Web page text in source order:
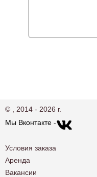
© , 2014 - 2026 г.
Мы Вконтакте -
Условия заказа
Аренда
Вакансии